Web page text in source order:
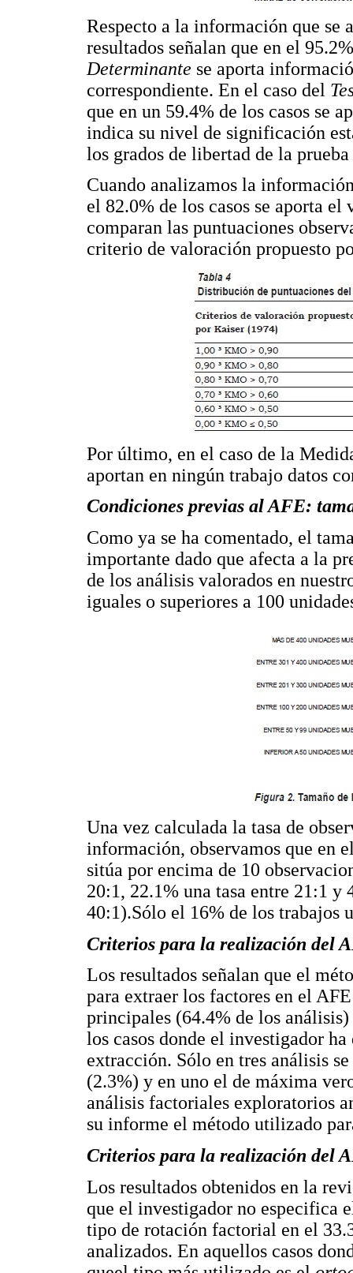
Respecto a la información que se
resultados señalan que en el
Determinante se aporta
correspondiente. En el caso del
que en un 59.4% de los casos se
indica su nivel de significación
los grados de libertad de la
Cuando analizamos la
el 82.0% de los casos se aporta
comparan las puntuaciones
criterio de valoración propuesto
Por último, en el caso de la
aportan en ningún trabajo datos
Condiciones previas al AFE:
Como ya se ha comentado, el
importante dado que afecta a la
de los análisis valorados en
iguales o superiores a 100
Una vez calculada la tasa de
información, observamos que en
sitúa por encima de 10
20:1, 22.1% una tasa entre 21:1 y
40:1).Sólo el 16% de los trabajos
Criterios para la realización del
Los resultados señalan que el
para extraer los factores en el
principales (64.4% de los
los casos donde el investigador
extracción. Sólo en tres análisis
(2.3%) y en uno el de máxima
análisis factoriales exploratorios
su informe el método utilizado
Criterios para la realización del
Los resultados obtenidos en la
que el investigador no especifica
tipo de rotación factorial en el
analizados. En aquellos casos